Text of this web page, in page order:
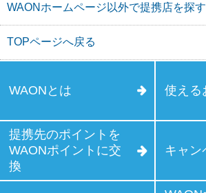
WAONホームページ以外で提携店を探す
TOPページへ戻る